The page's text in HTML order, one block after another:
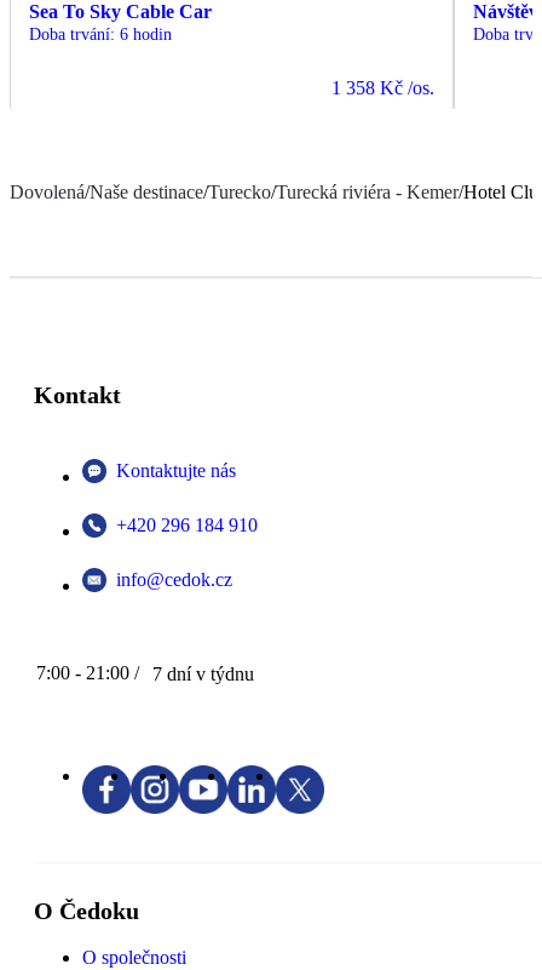
Sea To Sky Cable Car
Doba trvání: 6 hodin
1 358 Kč /os.
Doba
Dovolená/Naše destinace/Turecko/Turecká riviéra - Kemer/Hotel
Kontakt
Kontaktujte nás
+420 296 184 910
info@cedok.cz
7:00 - 21:00 / 7 dní v týdnu
O Čedoku
O společnosti